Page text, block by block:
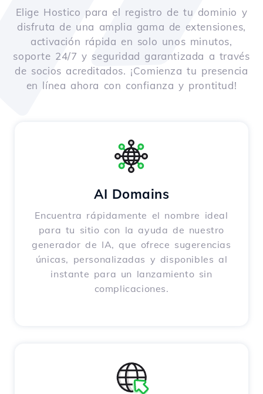
Elige Hostico para el registro de tu dominio y
disfruta de una amplia gama de extensiones,
activación rápida en solo unos minutos,
soporte 24/7 y seguridad garantizada a través
de socios acreditados. ¡Comienza tu presencia
en línea ahora con confianza y prontitud!
AI Domains
Encuentra rápidamente el nombre ideal
para tu sitio con la ayuda de nuestro
generador de IA, que ofrece sugerencias
únicas, personalizadas y disponibles al
instante para un lanzamiento sin
complicaciones.